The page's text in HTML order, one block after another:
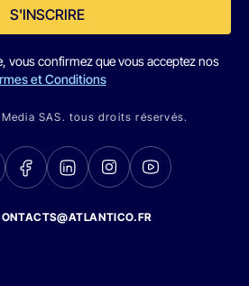
S'INSCRIRE
vous confirmez que vous acceptez nos
et Conditions
SAS. tous droits réservés.